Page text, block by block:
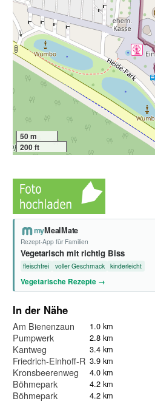
50 m
200 ft
myMealMate
Rezept-App für Familien
Vegetarisch mit richtig Biss
fleischfrei voller Geschmack kinderleicht
Vegetarische Rezepte →
In der Nähe
Am Bienenzaun 1.0 km
Pumpwerk 2.8 km
Kantweg 3.4 km
Friedrich-Einhoff-Ring3.9 km
Kronsbeerenweg 4.0 km
Böhmepark 4.2 km
Böhmepark 4.2 km